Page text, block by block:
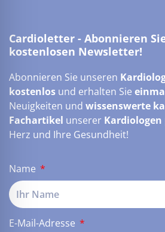
Cardioletter - Abonnieren
kostenlosen Newsletter!
Abonnieren Sie unseren
kostenlos und erhalten Sie
Neuigkeiten und wissenswerte
Fachartikel unserer Kardiologen
Herz und Ihre Gesundheit!
Name
E-Mail-Adresse